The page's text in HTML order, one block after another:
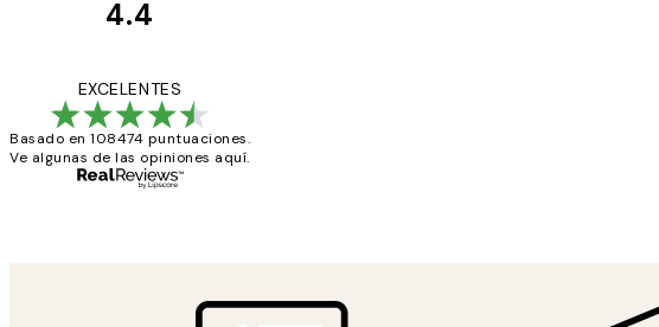
4.4
EXCELENTES
Basado en 108474 puntuaciones.
Ve algunas de las opiniones aquí.